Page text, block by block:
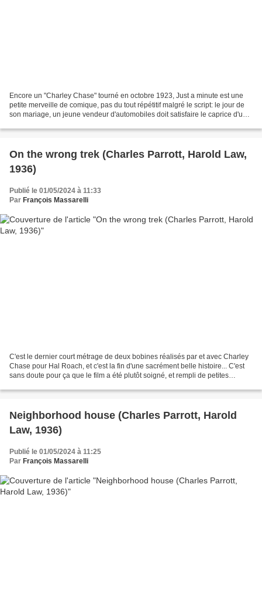
Encore un "Charley Chase" tourné en octobre 1923, Just a minute est une
petite merveille de comique, pas du tout répétitif malgré le script: le jour de
son mariage, un jeune vendeur d'automobiles doit satisfaire le caprice d'un
On the wrong trek (Charles Parrott, Harold Law,
1936)
Publié le 01/05/2024 à 11:33
Par François Massarelli
C'est le dernier court métrage de deux bobines réalisés par et avec Charley
Chase pour Hal Roach, et c'est la fin d'une sacrément belle histoire... C'est
sans doute pour ça que le film a été plutôt soigné, et rempli de petites
Neighborhood house (Charles Parrott, Harold
Law, 1936)
Publié le 01/05/2024 à 11:25
Par François Massarelli